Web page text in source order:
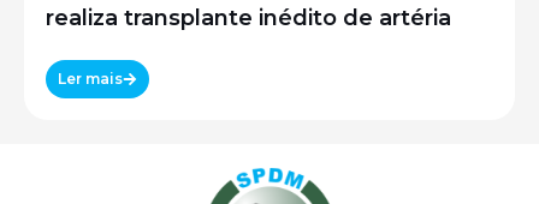
realiza transplante inédito de artéria
Ler mais